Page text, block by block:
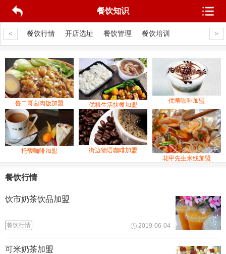
餐饮知识
<
线 餐饮行情 开店选址 餐饮管理 餐饮培训 >
鲁二哥卤肉饭加盟 优粮生活快餐加盟
优蒂咖啡加盟
托馥咖啡加盟
街边物语咖啡加盟
花甲先生米线加盟
餐饮行情
饮市奶茶饮品加盟
2019-06-04
餐饮行情
可米奶茶加盟